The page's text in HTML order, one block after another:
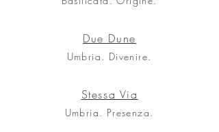
Due Dune
Umbria. Divenire.
Stessa Via
Umbria. Presenza.